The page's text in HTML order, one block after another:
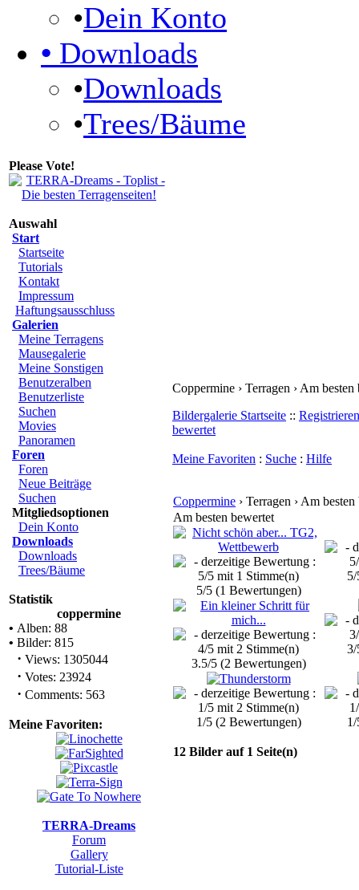
•Dein Konto
• Downloads
•Downloads
•Trees/Bäume
Please Vote!
Auswahl
Start
Startseite
Tutorials
Kontakt
Impressum
Haftungsausschluss
Galerien
Meine Terragens
Mausegalerie
Meine Sonstigen
Benutzeralben
Benutzerliste
Suchen
Movies
Panoramen
Foren
Foren
Neue Beiträge
Suchen
Mitgliedsoptionen
Dein Konto
Downloads
Downloads
Trees/Bäume
Statistik
coppermine
• Alben: 88
• Bilder: 815
· Views: 1305044
· Votes: 23924
· Comments: 563
Meine Favoriten:
TERRA-Dreams
Forum
Gallery
Tutorial-Liste
Coppermine › Terragen › Am besten
Bildergalerie Startseite :: Registrieren
bewertet
Meine Favoriten : Suche : Hilfe
Coppermine › Terragen › Am
Am besten bewertet
5/5 (1 Bewertungen)
3.5/5 (2 Bewertungen)
3/
1/5 (2 Bewertungen)
12 Bilder auf 1 Seite(n)